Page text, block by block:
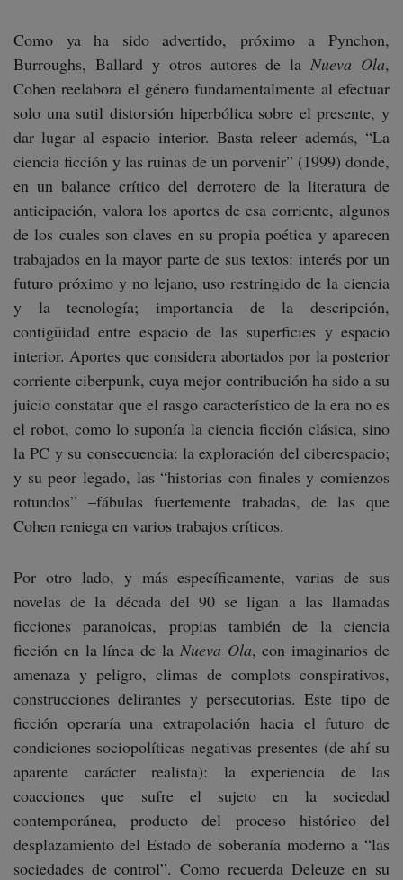
Como ya ha sido advertido, próximo a Pynchon,
Burroughs, Ballard y otros autores de laNueva Ola,
Cohen reelabora el género fundamentalmente al efectuar
solo una sutil distorsión hiperbólica sobre el presente, y
dar lugar al espacio interior. Basta releer además, “La
ciencia ficción y las ruinas de un porvenir” (1999) donde,
en un balance crítico del derrotero de la literatura de
anticipación, valora los aportes de esa corriente, algunos
de los cuales son claves en su propia poética y aparecen
trabajados en la mayor parte de sus textos: interés por un
futuro próximo y no lejano, uso restringido de la ciencia
y la tecnología; importancia de la descripción,
contigüidad entre espacio de las superficies y espacio
interior. Aportes que considera abortados por la posterior
corriente ciberpunk, cuya mejor contribución ha sido a su
juicio constatar que el rasgo característico de la era no es
el robot, como lo suponía la ciencia ficción clásica, sino
la PC y su consecuencia: la exploración del ciberespacio;
y su peor legado, las “historias con finales y comienzos
rotundos” –fábulas fuertemente trabadas, de las que
Cohen reniega en varios trabajos críticos.
Por otro lado, y más específicamente, varias de sus
novelas de la década del 90 se ligan a las llamadas
ficciones paranoicas, propias también de la ciencia
ficción en la línea de la Nueva Ola, con imaginarios de
amenaza y peligro, climas de complots conspirativos,
construcciones delirantes y persecutorias. Este tipo de
ficción operaría una extrapolación hacia el futuro de
condiciones sociopolíticas negativas presentes (de ahí su
aparente carácter realista): la experiencia de las
coacciones que sufre el sujeto en la sociedad
contemporánea, producto del proceso histórico del
desplazamiento del Estado de soberanía moderno a “las
sociedades de control”. Como recuerda Deleuze en su